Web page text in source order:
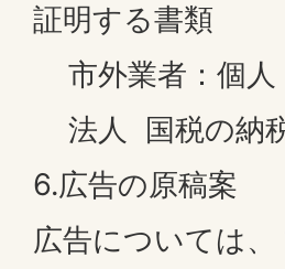
証明する書類
市外業者：個人
法人 国税の納
6.広告の原稿案
広告については、